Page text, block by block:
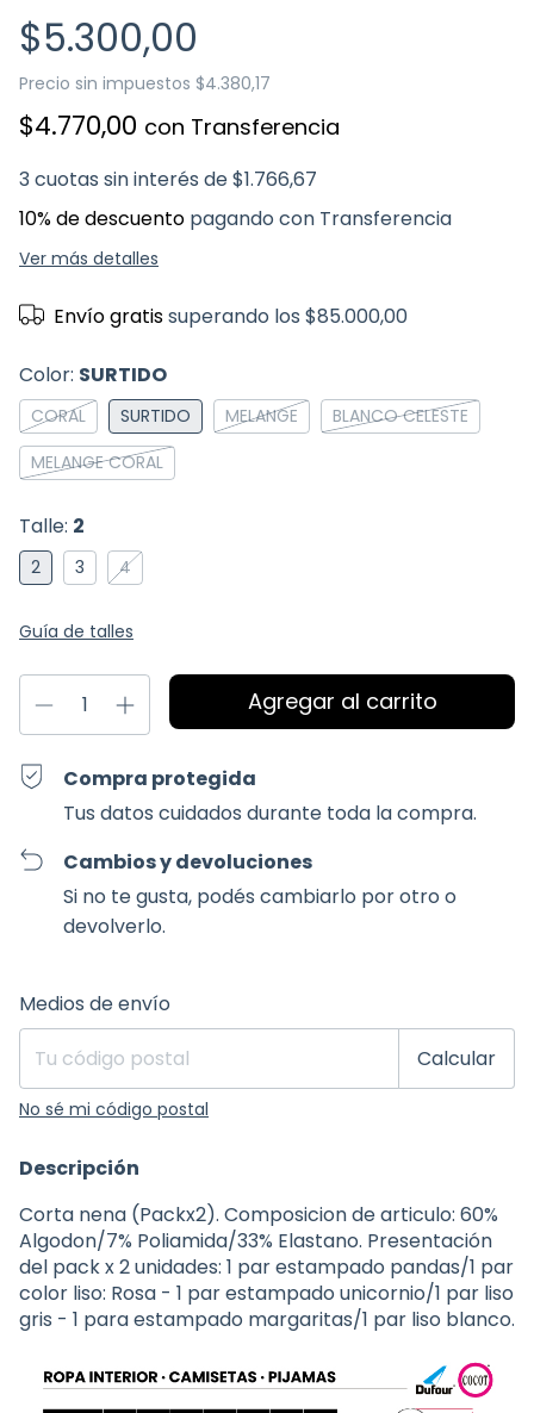
$5.300,00
Precio sin impuestos $4.380,17
$4.770,00 con Transferencia
3 cuotas sin interés de$1.766,67
10% de descuento pagando con Transferencia
Ver más detalles
Envío gratissuperando los$85.000,00
Color: SURTIDO
CORAL SURTIDO MELANGE
BLANCO CELESTE
MELANGE CORAL
Talle: 2
2 3 4
Guía de talles
Compra protegida
Tus datos cuidados durante toda la compra.
Cambios y devoluciones
Si no te gusta, podés cambiarlo por otro o
devolverlo.
Entregas para el CP:
Medios de envío
Calcular
No sé mi código postal
Descripción
Corta nena (Packx2). Composicion de articulo: 60%
Algodon/7% Poliamida/33% Elastano. Presentación
del pack x 2 unidades: 1 par estampado pandas/1 par
color liso: Rosa - 1 par estampado unicornio/1 par liso
gris - 1 para estampado margaritas/1 par liso blanco.